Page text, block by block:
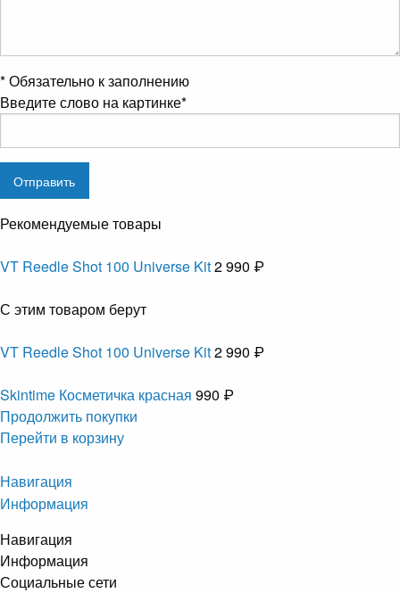
*Обязательно к заполнению
Введите слово на картинке*
Рекомендуемые товары
VT Reedle Shot 100 Universe Kit2 990 ₽
С этим товаром берут
VT Reedle Shot 100 Universe Kit2 990 ₽
Skintime Косметичка красная 990 ₽
Продолжить покупки
Перейти в корзину
Навигация
Информация
Навигация
Информация
Социальные сети